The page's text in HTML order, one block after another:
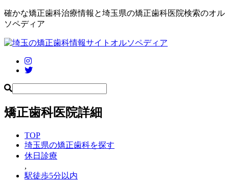
確かな矯正歯科治療情報と埼玉県の矯正歯科医院検索のオル
ソペディア
矯正歯科医院詳細
TOP
埼玉県の矯正歯科を探す
休日診療
,
駅徒歩5分以内